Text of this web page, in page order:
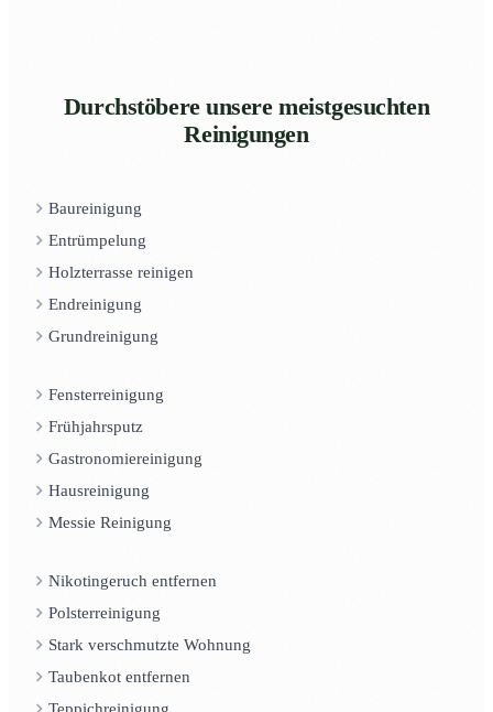
Durchstöbere unsere meistgesuchten
Reinigungen
Baureinigung
Entrümpelung
Holzterrasse reinigen
Endreinigung
Grundreinigung
Fensterreinigung
Frühjahrsputz
Gastronomiereinigung
Hausreinigung
Messie Reinigung
Nikotingeruch entfernen
Polsterreinigung
Stark verschmutzte Wohnung
Taubenkot entfernen